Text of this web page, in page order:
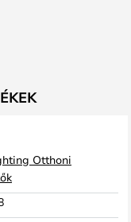
Otthoni